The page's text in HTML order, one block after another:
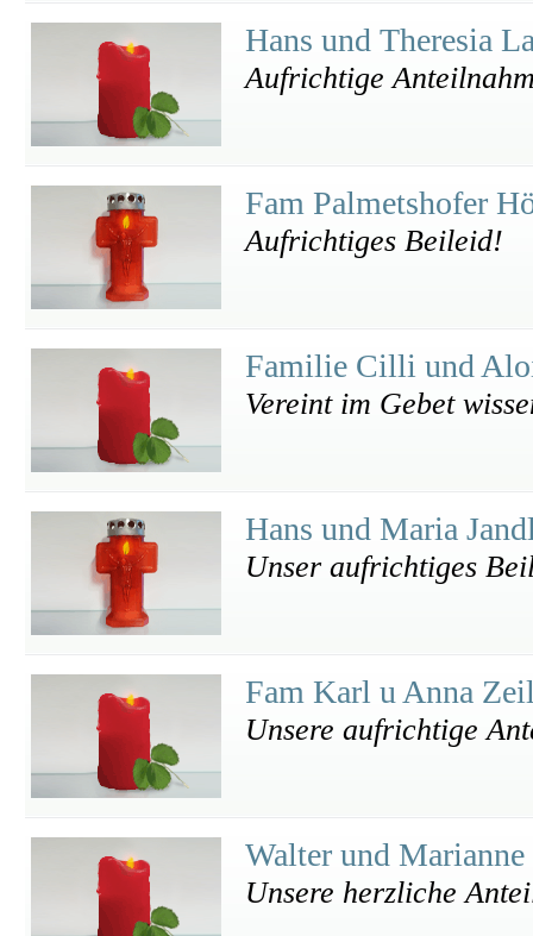
Hans und Theresia
Aufrichtige
Fam Palmetshofer
Aufrichtiges Beileid!
Familie Cilli und
Vereint im Gebet
Hans und Maria
Unser aufrichtiges
Fam Karl u Anna
Unsere aufrichtige
Walter und
Unsere herzliche